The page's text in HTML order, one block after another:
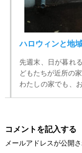
ハロウィンと地
先週末、日が暮れ
どもたちが近所の
わたしの家でも、
コメントを記入する
メールアドレスが公開